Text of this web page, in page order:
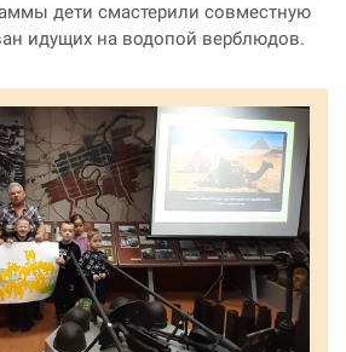
дети смастерили совместную
идущих на водопой верблюдов.